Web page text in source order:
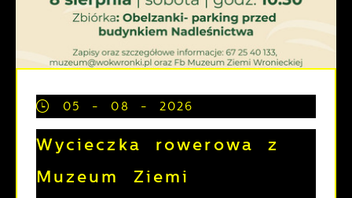
05 - 08 - 2026
Wycieczka rowerowa z
Muzeum Ziemi